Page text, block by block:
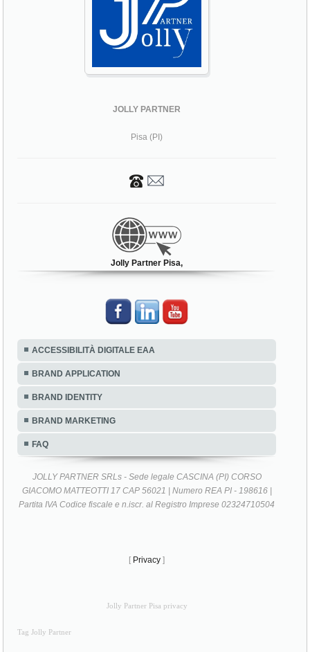
JOLLY PARTNER
Pisa (PI)
Jolly Partner Pisa,
ACCESSIBILITÀ DIGITALE EAA
BRAND APPLICATION
BRAND IDENTITY
BRAND MARKETING
FAQ
JOLLY PARTNER SRLs - Sede legale CASCINA (PI) CORSO
GIACOMO MATTEOTTI 17 CAP 56021 | Numero REA PI - 198616 |
Partita IVA Codice fiscale e n.iscr. al Registro Imprese 02324710504
[ Privacy ]
Jolly Partner Pisa privacy
Tag Jolly Partner